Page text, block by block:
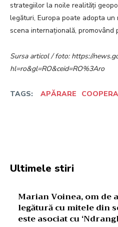
strategiilor la noile realități
legături, Europa poate adopta
scena internațională,
Sursa articol / foto: https://
hl=ro&gl=RO&ceid=RO%3Aro
TAGS: APĂRARE
Ultimele stiri
Marian Voinea, om de
legătură cu mitele din
este asociat cu